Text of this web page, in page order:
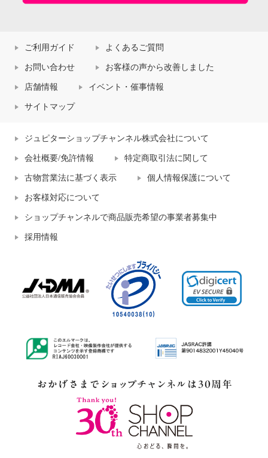
ご利用ガイド よくあるご質問
お問い合わせ お客様の声から改善しました
店舗情報 イベント・催事情報
サイトマップ
ジュピターショップチャンネル株式会社について
会社概要/免許情報 特定商取引法に関して
古物営業法に基づく表示 個人情報保護について
お客様対応について
ショップチャンネルで商品販売希望の事業者募集中
採用情報